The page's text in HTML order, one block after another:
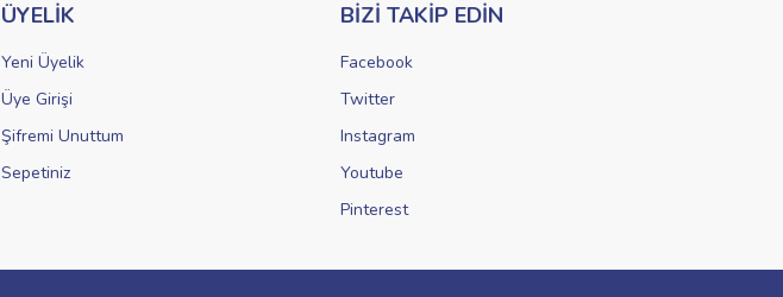
ÜYELİK
Yeni Üyelik
Üye Girişi
Şifremi Unuttum
Sepetiniz
BİZİ TAKİP EDİN
Facebook
Twitter
Instagram
Youtube
Pinterest